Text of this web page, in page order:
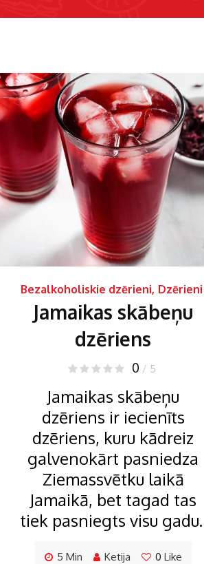
Bezalkoholiskie dzērieni, Dzērieni
Jamaikas skābeņu
dzēriens
0 / 5
Jamaikas skābeņu
dzēriens ir iecienīts
dzēriens, kuru kādreiz
galvenokārt pasniedza
Ziemassvētku laikā
Jamaikā, bet tagad tas
tiek pasniegts visu gadu.
5 Min Ketija 0 Like